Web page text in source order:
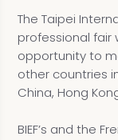
The Taipei
professional fair
opportunity to
other countries
China, Hong
BIEF’s and the